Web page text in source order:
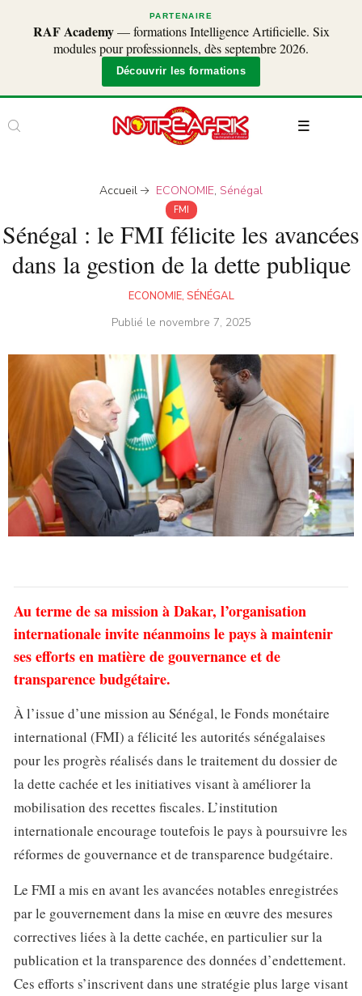
PARTENAIRE
RAF Academy— formations Intelligence Artificielle. Six
modules pour professionnels, dès septembre 2026.
Découvrir les formations
Accueil ECONOMIE, Sénégal
FMI
Sénégal : le FMI félicite les avancées
dans la gestion de la dette publique
ECONOMIE, SÉNÉGAL
Publié le novembre 7, 2025
Au terme de sa mission à Dakar, l’organisation
internationale invite néanmoins le pays à maintenir
ses efforts en matière de gouvernance et de
transparence budgétaire.
À l’issue d’une mission au Sénégal, le Fonds monétaire
international (FMI) a félicité les autorités sénégalaises
pour les progrès réalisés dans le traitement du dossier de
la dette cachée et les initiatives visant à améliorer la
mobilisation des recettes fiscales. L’institution
internationale encourage toutefois le pays à poursuivre les
réformes de gouvernance et de transparence budgétaire.
Le FMI a mis en avant les avancées notables enregistrées
par le gouvernement dans la mise en œuvre des mesures
correctives liées à la dette cachée, en particulier sur la
publication et la transparence des données d’endettement.
Ces efforts s’inscrivent dans une stratégie plus large visant